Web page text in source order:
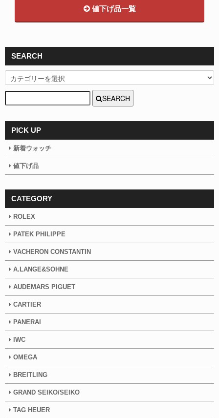
値下げ品一覧
SEARCH
SEARCH
PICK UP
新着ウォッチ
値下げ品
CATEGORY
ROLEX
PATEK PHILIPPE
VACHERON CONSTANTIN
A.LANGE&SOHNE
AUDEMARS PIGUET
CARTIER
PANERAI
IWC
OMEGA
BREITLING
GRAND SEIKO/SEIKO
TAG HEUER